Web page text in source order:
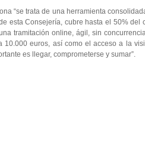
“se trata de una herramienta
esta Consejería, cubre hasta el 50% del
tramitación online, ágil, sin
10.000 euros, así como el acceso a la
es llegar, comprometerse y sumar”.